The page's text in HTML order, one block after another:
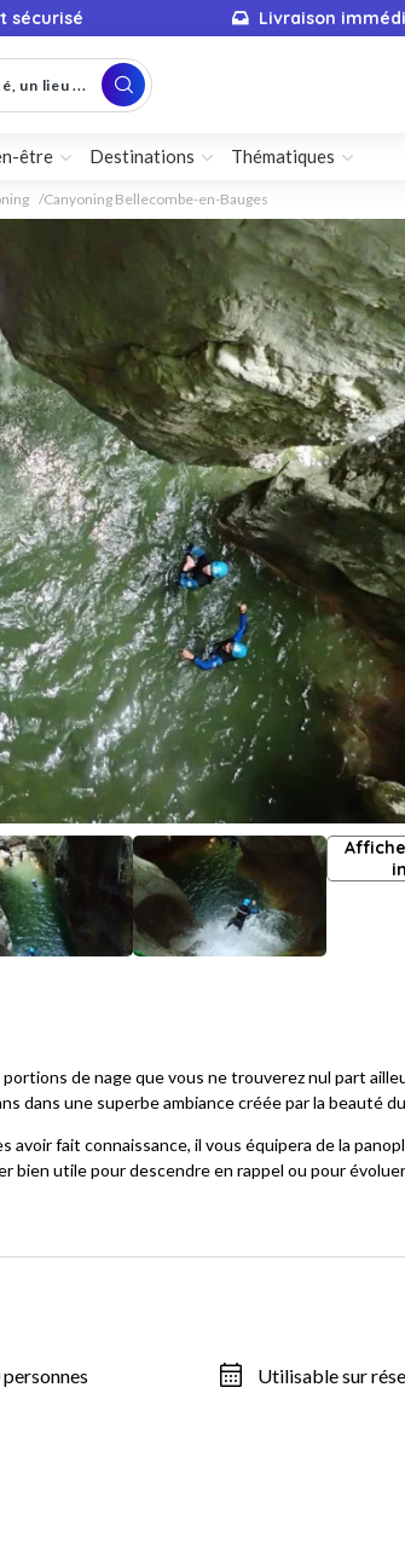
sécurisé Livraison
un lieu ...
être Destinations Thématiques
Canyoning Bellecombe-en-Bauges
de nage que vous ne trouverez nul part
dans une superbe ambiance créée par la beauté
fait connaissance, il vous équipera de la
bien utile pour descendre en rappel ou pour
Utilisable sur